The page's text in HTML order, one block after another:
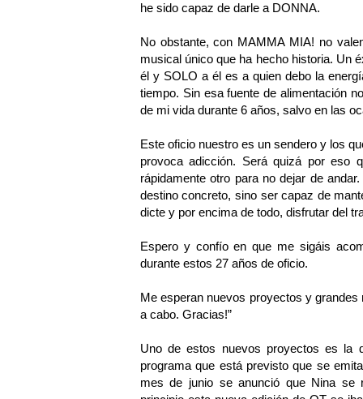
he sido capaz de darle a DONNA.
No obstante, con MAMMA MIA! no
musical único que ha hecho historia. Un
él y SOLO a él es a quien debo la
tiempo. Sin esa fuente de alimentación
de mi vida durante 6 años, salvo en las
Este oficio nuestro es un sendero y los
provoca adicción. Será quizá por eso
rápidamente otro para no dejar de
destino concreto, sino ser capaz de
dicte y por encima de todo, disfrutar del
Espero y confío en que me sigáis
durante estos 27 años de oficio.
Me esperan nuevos proyectos y
a cabo. Gracias!”
Uno de estos nuevos proyectos es la
programa que está previsto que se
mes de junio se anunció que Nina se